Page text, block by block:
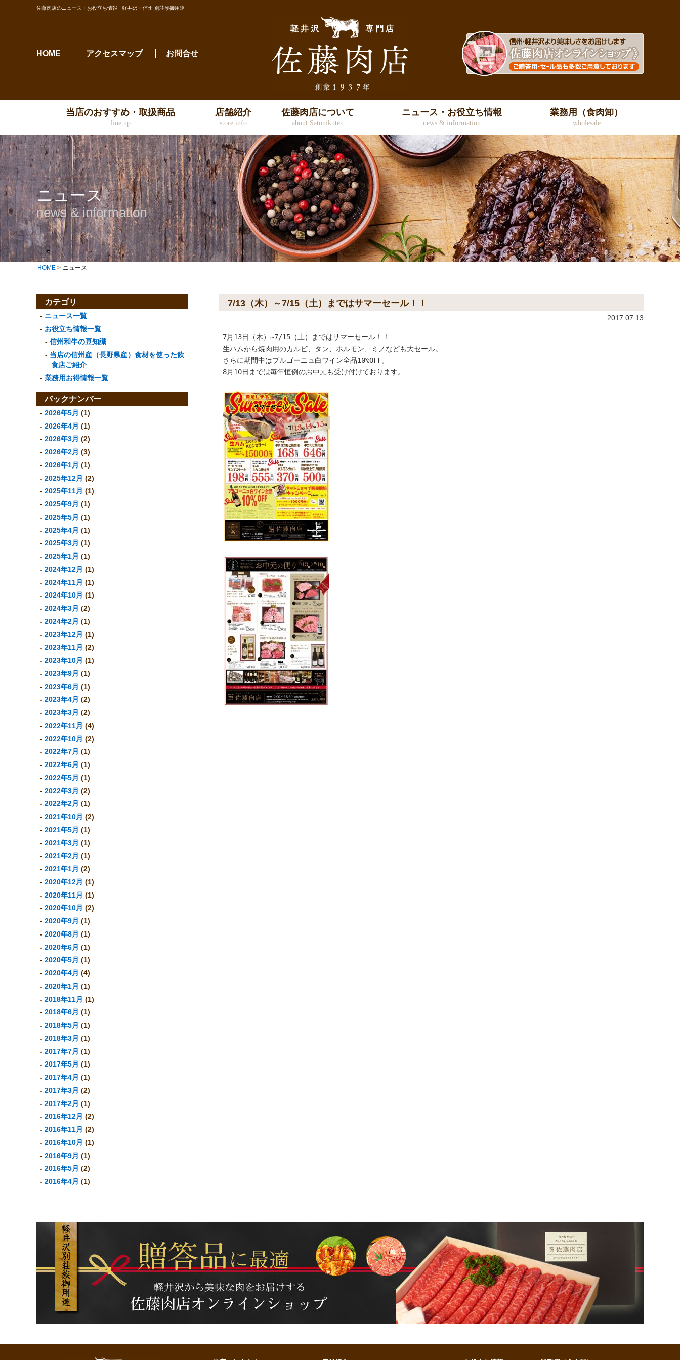
佐藤肉店のニュース・お役立ち情報 軽井沢・信州 別荘族御用達
HOME アクセスマップ お問合せ
当店のおすすめ・取扱商品
line up
店舗紹介
store info
佐藤肉店について
about Satonikuten
ニュース・お役立ち情報
news & information
業務用（食肉卸）
wholesale
ニュース
news & information
HOME > ニュース
カテゴリ
ニュース一覧
お役立ち情報一覧
信州和牛の豆知識
当店の信州産（長野県産）食材を使った飲
食店ご紹介
業務用お得情報一覧
バックナンバー
2026年5月 (1)
2026年4月 (1)
2026年3月 (2)
2026年2月 (3)
2026年1月 (1)
2025年12月 (2)
2025年11月 (1)
2025年9月 (1)
2025年5月 (1)
2025年4月 (1)
2025年3月 (1)
2025年1月 (1)
2024年12月 (1)
2024年11月 (1)
2024年10月 (1)
2024年3月 (2)
2024年2月 (1)
2023年12月 (1)
2023年11月 (2)
2023年10月 (1)
2023年9月 (1)
2023年6月 (1)
2023年4月 (2)
2023年3月 (2)
2022年11月 (4)
2022年10月 (2)
2022年7月 (1)
2022年6月 (1)
2022年5月 (1)
2022年3月 (2)
2022年2月 (1)
2021年10月 (2)
2021年5月 (1)
2021年3月 (1)
2021年2月 (1)
2021年1月 (2)
2020年12月 (1)
2020年11月 (1)
2020年10月 (2)
2020年9月 (1)
2020年8月 (1)
2020年6月 (1)
2020年5月 (1)
2020年4月 (4)
2020年1月 (1)
2018年11月 (1)
2018年6月 (1)
2018年5月 (1)
2018年3月 (1)
2017年7月 (1)
2017年5月 (1)
2017年4月 (1)
2017年3月 (2)
2017年2月 (1)
2016年12月 (2)
2016年11月 (2)
2016年10月 (1)
2016年9月 (1)
2016年5月 (2)
2016年4月 (1)
7/13（木）～7/15（土）まではサマーセール！！
2017.07.13
7月13日（木）~7/15（土）まではサマーセール！！
生ハムから焼肉用のカルビ、タン、ホルモン、ミノなども大セール。
さらに期間中はブルゴーニュ白ワイン全品10%OFF。
8月10日までは毎年恒例のお中元も受け付けております。